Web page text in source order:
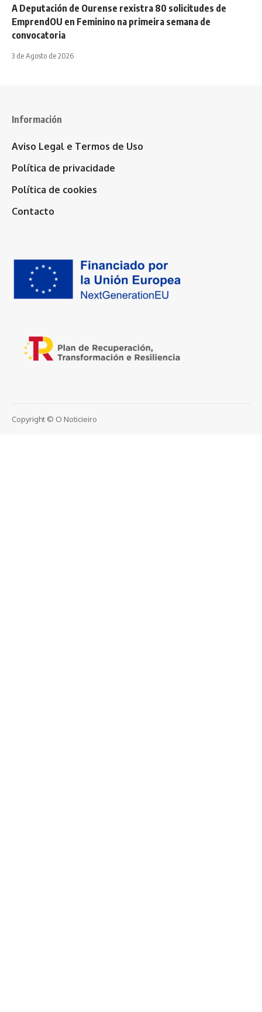
A Deputación de Ourense rexistra 80 solicitudes de
EmprendOU en Feminino na primeira semana de
convocatoria
3 de Agosto de 2026
Información
Aviso Legal e Termos de Uso
Política de privacidade
Política de cookies
Contacto
Copyright © O Noticieiro